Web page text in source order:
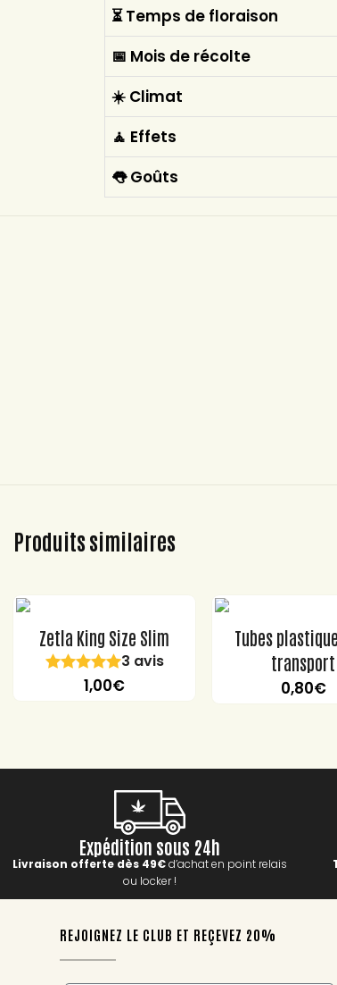
⏳ Temps de floraison
📅 Mois de récolte
☀️ Climat
🧘 Effets
👅 Goûts
Produits similaires
Zetla King Size Slim
3 avis
1,00€
Tubes
transport
0,80€
Expédition sous 24h
Livraison offerte dès 49€d’achat en point relais
ou locker !
REJOIGNEZ LE CLUB ET REÇEVEZ 20%